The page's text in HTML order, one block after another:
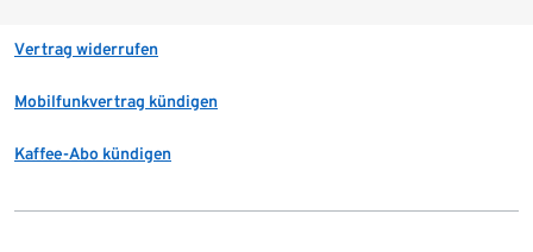
Vertrag widerrufen
Mobilfunkvertrag kündigen
Kaffee-Abo kündigen